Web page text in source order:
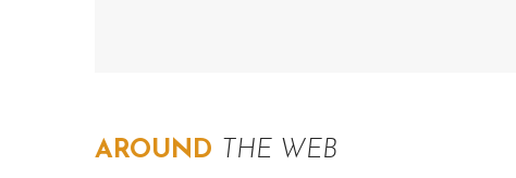
AROUND THE WEB